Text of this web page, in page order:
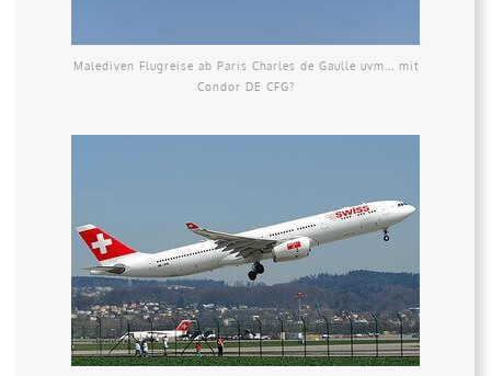
Malediven Flugreise ab Paris Charles de Gaulle uvm... mit
Condor DE CFG?